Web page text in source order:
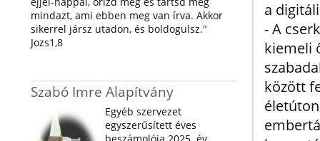
mindazt, ami ebben meg van írva. Akkor
sikerrel jársz utadon, és boldogulsz."
Jozs1,8
Szabó Imre Alapítvány
Egyéb szervezet
egyszerűsített éves
a
- A
kiemeli
között